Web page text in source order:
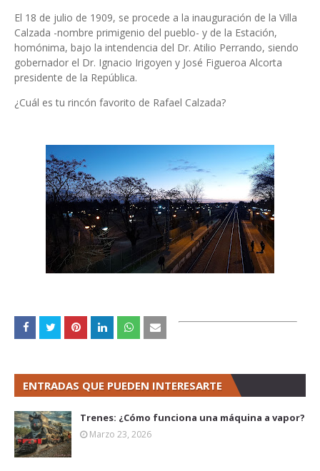
El 18 de julio de 1909, se procede a la inauguración de la Villa
Calzada -nombre primigenio del pueblo- y de la Estación,
homónima, bajo la intendencia del Dr. Atilio Perrando, siendo
gobernador el Dr. Ignacio Irigoyen y José Figueroa Alcorta
presidente de la República.
¿Cuál es tu rincón favorito de Rafael Calzada?
ENTRADAS QUE PUEDEN INTERESARTE
Trenes: ¿Cómo funciona una máquina a vapor?
Marzo 23, 2026